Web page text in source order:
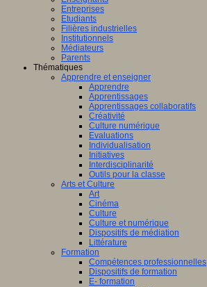
Entreprises
Etudiants
Filières industrielles
Institutionnels
Médiateurs
Parents
Thématiques
Apprendre et enseigner
Apprendre
Apprentissages
Apprentissages collaboratifs
Créativité
Culture numérique
Evaluations
Individualisation
Initiatives
Interdisciplinarité
Outils pour la classe
Arts et Culture
Art
Cinéma
Culture
Culture et numérique
Dispositifs de médiation
Littérature
Formation
Compétences professionnelles
Dispositifs de formation
E- formation